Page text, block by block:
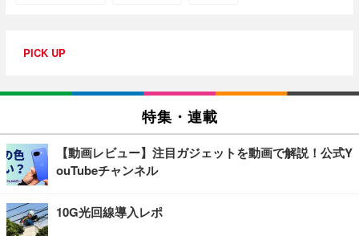
PICK UP
特集・連載
【動画レビュー】注目ガジェットを動画で解説！公式Y
ouTubeチャンネル
10G光回線導入レポ